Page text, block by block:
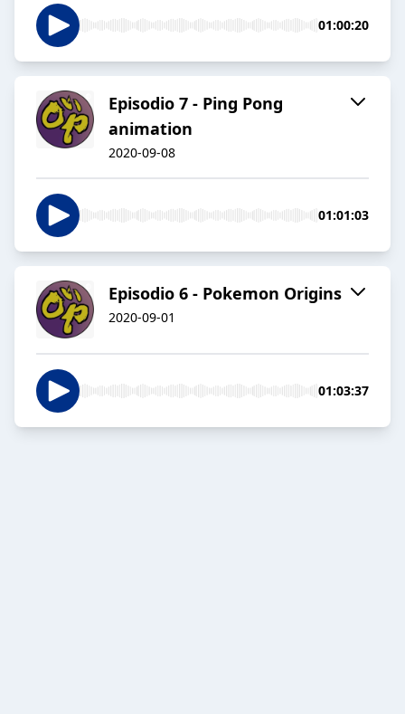
01:00:20
Episodio 7 - Ping Pong
animation
2020-09-08
01:01:03
Episodio 6 - Pokemon Origins
2020-09-01
01:03:37